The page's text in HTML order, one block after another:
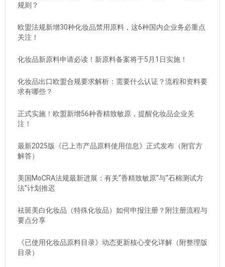
规则？
欧盟法规新增30种化妆品禁用原料，这6种国内企业务必重点
关注！
化妆品新原料申请必读！新原料备案将于5月1日实施！
化妆品出口欧盟合规要求解析：需要什么认证？流程和资料要
求有哪些？
正式实施！欧盟新增56种香精致敏原，提醒化妆品企业关
注！
最新2025版《已上市产品原料使用信息》正式发布（附官方
解答）
美国MoCRA法规最新进展：有关“香精致敏原”与“石棉测试方
法”计划推迟
祛斑美白化妆品（特殊化妆品）如何申报注册？附注册流程与
要点分享
《已使用化妆品原料目录》动态更新核心变化详解（附整理版
目录）